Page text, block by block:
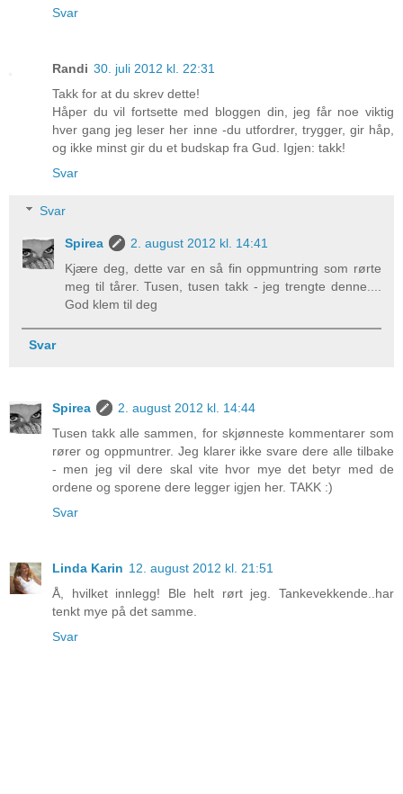
Svar
Randi 30. juli 2012 kl. 22:31
Takk for at du skrev dette!
Håper du vil fortsette med bloggen din, jeg får noe viktig
hver gang jeg leser her inne -du utfordrer, trygger, gir håp,
og ikke minst gir du et budskap fra Gud. Igjen: takk!
Svar
Svar
Spirea
2. august 2012 kl. 14:41
Kjære deg, dette var en så fin oppmuntring som rørte
meg til tårer. Tusen, tusen takk - jeg trengte denne....
God klem til deg
Svar
Spirea
2. august 2012 kl. 14:44
Tusen takk alle sammen, for skjønneste kommentarer som
rører og oppmuntrer. Jeg klarer ikke svare dere alle tilbake
- men jeg vil dere skal vite hvor mye det betyr med de
ordene og sporene dere legger igjen her. TAKK :)
Svar
Linda Karin 12. august 2012 kl. 21:51
Å, hvilket innlegg! Ble helt rørt jeg. Tankevekkende..har
tenkt mye på det samme.
Svar